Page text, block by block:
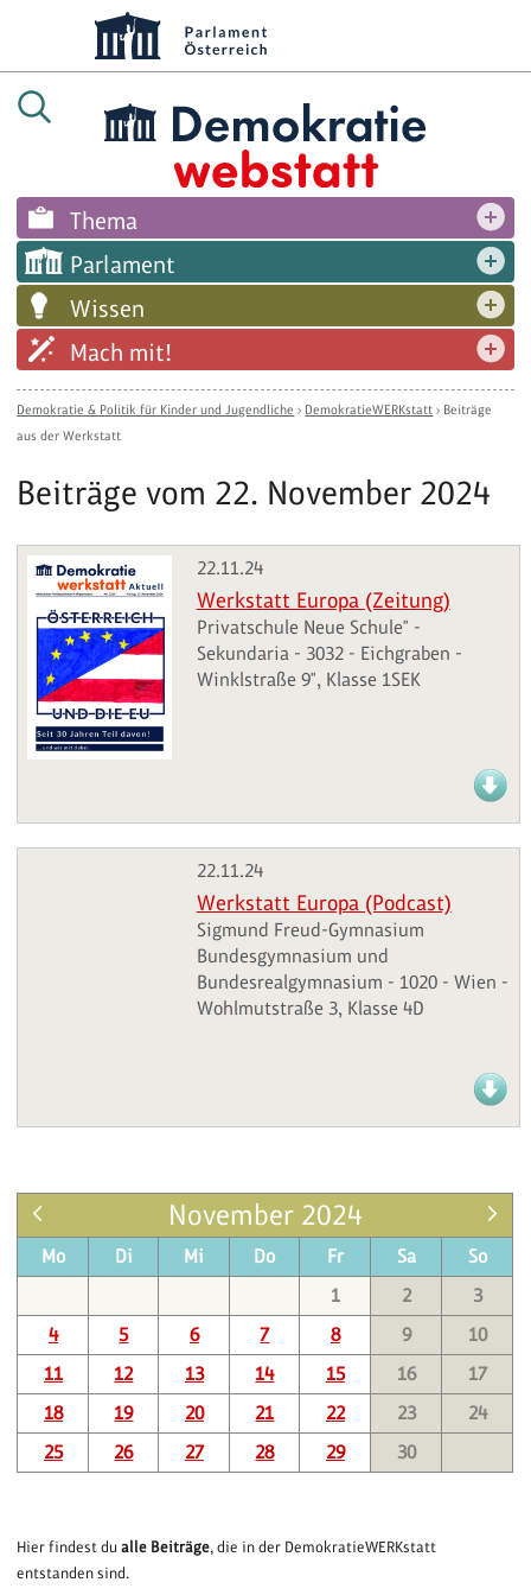
Thema
Parlament
Wissen
Mach mit!
Demokratie & Politik für Kinder und Jugendliche › DemokratieWERKstatt › Beiträge
aus der Werkstatt
Beiträge vom 22. November 2024
22.11.24
Werkstatt Europa (Zeitung)
Privatschule Neue Schule" -
Sekundaria - 3032 - Eichgraben -
Winklstraße 9", Klasse 1SEK
22.11.24
Werkstatt Europa (Podcast)
Sigmund Freud-Gymnasium
Bundesgymnasium und
Bundesrealgymnasium - 1020 - Wien -
Wohlmutstraße 3, Klasse 4D
November 2024
Mo Di Mi Do Fr Sa
So
1
2
3
4
5 6 7 8 9
10
11
12 13 14 15 16
17
18
19 20 21 22 23
24
25
26 27 28 29 30
Hier findest dualle Beiträge, die in der DemokratieWERKstatt
entstanden sind.